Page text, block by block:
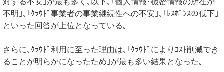
不明｣､｢ｸﾗｳﾄﾞ事業者の事業継続性への不安｣､｢ﾚｽﾎﾟﾝｽの低下｣
といった回答が上位となっている｡
さらに､ｸﾗｳﾄﾞ利用に至った理由は､｢ｸﾗｳﾄﾞによりｺｽﾄ削減でき
ることが明らかになったため｣が最も多い結果となった｡